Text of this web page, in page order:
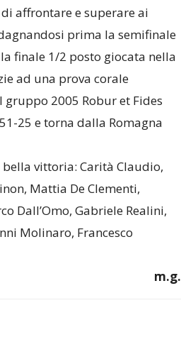
affrontare e superare ai
prima la semifinale
finale 1/2 posto giocata nella
ad una prova corale
2005 Robur et Fides
25 e torna dalla Romagna
vittoria: Carità Claudio,
Mattia De Clementi,
Dall’Omo, Gabriele Realini,
Molinaro, Francesco
m.g.